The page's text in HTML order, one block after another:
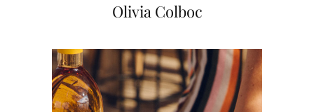
Olivia Colboc